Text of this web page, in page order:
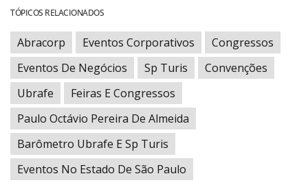
TÓPICOS RELACIONADOS
Abracorp Eventos Corporativos
Congressos
Eventos De Negócios
Sp Turis
Convenções
Ubrafe
Feiras E Congressos
Paulo Octávio Pereira De Almeida
Barômetro Ubrafe E Sp Turis
Eventos No Estado De São Paulo